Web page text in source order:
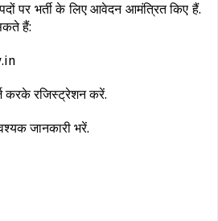
पर भर्ती के लिए आवेदन आमंत्रित किए हैं.
हैं:
करके रजिस्ट्रेशन करें.
जानकारी भरें.